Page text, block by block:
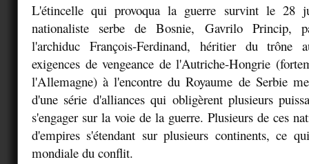
L'étincelle qui provoqua la guerre survint le 28
nationaliste serbe de Bosnie, Gavrilo Princip,
l'archiduc François-Ferdinand, héritier du trône
exigences de vengeance de l'Autriche-Hongrie
l'Allemagne) à l'encontre du Royaume de Serbie
d'une série d'alliances qui obligèrent plusieurs
s'engager sur la voie de la guerre. Plusieurs de ces
d'empires s'étendant sur plusieurs continents, ce
mondiale du conflit.